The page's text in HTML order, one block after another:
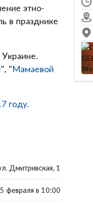
этно-
в празднике
", "Мамаевой
году.
Дмитривская, 1
февраля в 10:00